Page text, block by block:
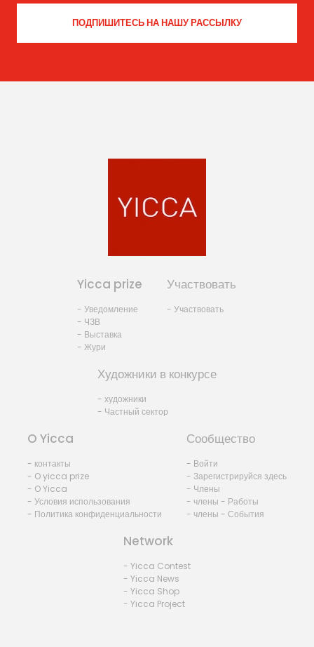
Yicca prize
- Уведомление
- ЧЗВ
- Выставка
- Жури
Участвовать
- Участвовать
Художники в конкурсе
- художники
- Частный сектор
O Yicca
- контакты
- O yicca prize
- O Yicca
- Условия использования
- Политика конфиденциальности
Сообщество
- Войти
- Зарегистрируйся здесь
- Члены
- члены - Работы
- члены - События
Network
- Yicca Contest
- Yicca News
- Yicca Shop
- Yicca Project